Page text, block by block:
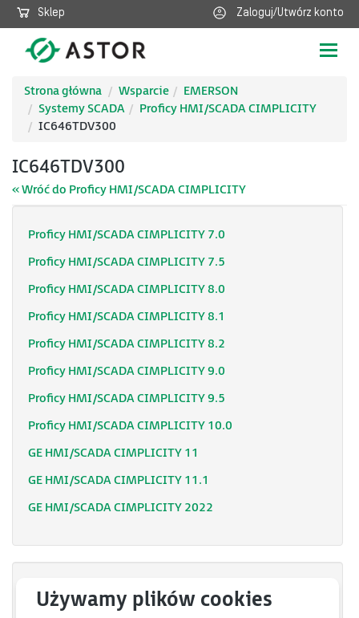
Sklep Zaloguj/Utwórz konto
Strona główna
Wsparcie
EMERSON
Systemy SCADA
Proficy HMI/SCADA CIMPLICITY
IC646TDV300
IC646TDV300
« Wróć do Proficy HMI/SCADA CIMPLICITY
Proficy HMI/SCADA CIMPLICITY 7.0
Proficy HMI/SCADA CIMPLICITY 7.5
Proficy HMI/SCADA CIMPLICITY 8.0
Proficy HMI/SCADA CIMPLICITY 8.1
Proficy HMI/SCADA CIMPLICITY 8.2
Proficy HMI/SCADA CIMPLICITY 9.0
Proficy HMI/SCADA CIMPLICITY 9.5
Proficy HMI/SCADA CIMPLICITY 10.0
GE HMI/SCADA CIMPLICITY 11
GE HMI/SCADA CIMPLICITY 11.1
GE HMI/SCADA CIMPLICITY 2022
IC646TDV075